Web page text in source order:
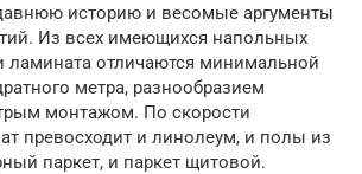
историю и весомые аргументы
Из всех имеющихся напольных
ламината отличаются минимальной
метра, разнообразием
монтажом. По скорости
превосходит и линолеум, и полы из
паркет, и паркет щитовой.